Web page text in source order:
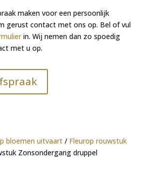
maken voor een persoonlijk
gerust contact met ons op. Bel of vul
in. Wij nemen dan zo spoedig
met u op.
bloemen uitvaart/ Fleurop rouwstuk
Zonsondergang druppel